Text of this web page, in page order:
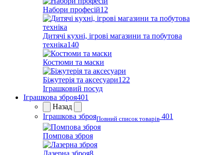
Набори професій12
Дитячі кухні, ігрові магазини та побутова
техніка140
Костюми та маски
Біжутерія та аксесуари122
Іграшковий посуд
Іграшкова зброя401
Назад
Іграшкова зброяПовний список товарів 401
Помпова зброя